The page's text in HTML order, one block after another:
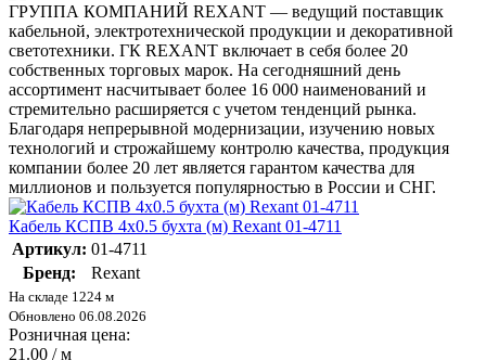
ГРУППА КОМПАНИЙ REXANT — ведущий поставщик
кабельной, электротехнической продукции и декоративной
светотехники. ГК REXANT включает в себя более 20
собственных торговых марок. На сегодняшний день
ассортимент насчитывает более 16 000 наименований и
стремительно расширяется с учетом тенденций рынка.
Благодаря непрерывной модернизации, изучению новых
технологий и строжайшему контролю качества, продукция
компании более 20 лет является гарантом качества для
миллионов и пользуется популярностью в России и СНГ.
Кабель КСПВ 4х0.5 бухта (м) Rexant 01-4711
Артикул: 01-4711
Бренд:
Rexant
На складе 1224 м
Обновлено 06.08.2026
Розничная цена:
21.00 / м